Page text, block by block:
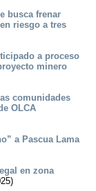
busca frenar
riesgo a tres
a proceso
minero
comunidades
OLCA
a Pascua Lama
en zona